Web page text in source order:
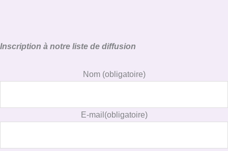
Inscription à notre liste de diffusion
Nom (obligatoire)
E-mail (obligatoire)